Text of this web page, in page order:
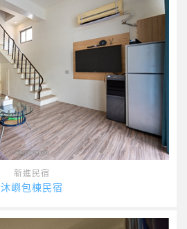
新進民宿
沐嶼包棟民宿